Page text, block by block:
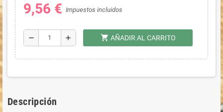
9,56 € Impuestos incluidos
remove add shopping_cart AÑADIR AL CARRITO
Descripción